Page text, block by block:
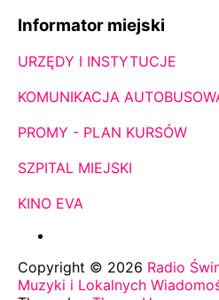
Informator miejski
URZĘDY I INSTYTUCJE
KOMUNIKACJA
PROMY - PLAN KURSÓW
SZPITAL MIEJSKI
KINO EVA
Copyright © 2026 Radio
Muzyki i Lokalnych